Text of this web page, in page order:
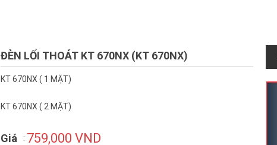
ĐÈN LỐI THOÁT KT 670NX (KT 670NX)
KT 670NX ( 1 MẶT)
KT 670NX ( 2 MẶT)
Giá : 759,000 VND